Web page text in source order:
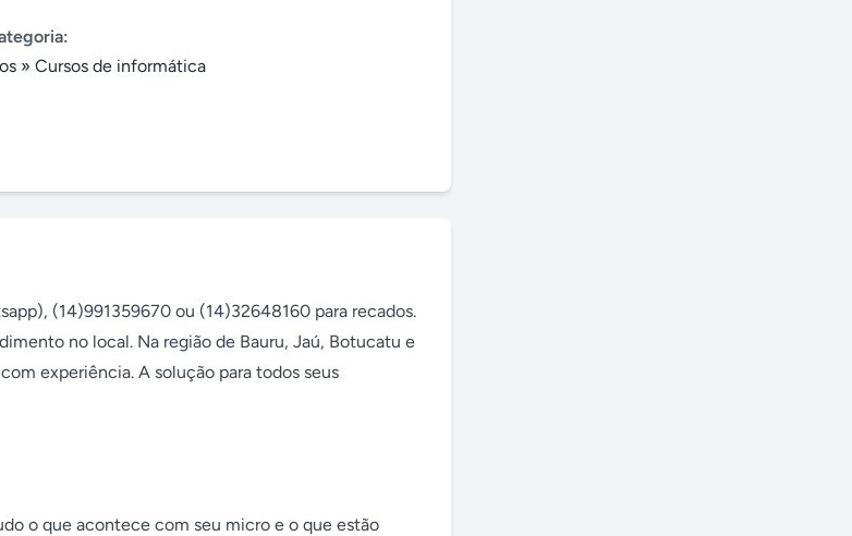
» Cursos de informática
(14)991359670 ou (14)32648160 para recados.
no local. Na região de Bauru, Jaú, Botucatu e
experiência. A solução para todos seus
o que acontece com seu micro e o que estão